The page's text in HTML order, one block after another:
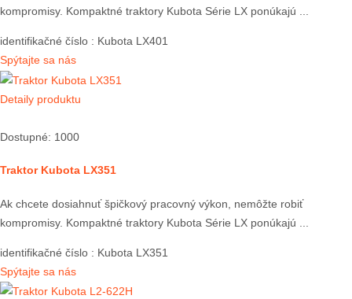
kompromisy. Kompaktné traktory Kubota Série LX ponúkajú ...
identifikačné číslo : Kubota LX401
Spýtajte sa nás
Detaily produktu
Dostupné: 1000
Traktor Kubota LX351
Ak chcete dosiahnuť špičkový pracovný výkon, nemôžte robiť
kompromisy. Kompaktné traktory Kubota Série LX ponúkajú ...
identifikačné číslo : Kubota LX351
Spýtajte sa nás